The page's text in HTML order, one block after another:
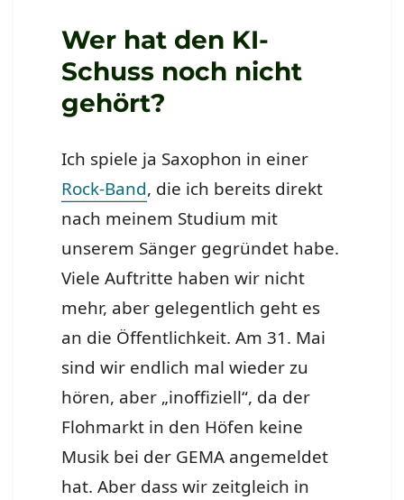
Wer hat den KI-
Schuss noch nicht
gehört?
Ich spiele ja Saxophon in einer
Rock-Band, die ich bereits direkt
nach meinem Studium mit
unserem Sänger gegründet habe.
Viele Auftritte haben wir nicht
mehr, aber gelegentlich geht es
an die Öffentlichkeit. Am 31. Mai
sind wir endlich mal wieder zu
hören, aber „inoffiziell“, da der
Flohmarkt in den Höfen keine
Musik bei der GEMA angemeldet
hat. Aber dass wir zeitgleich in